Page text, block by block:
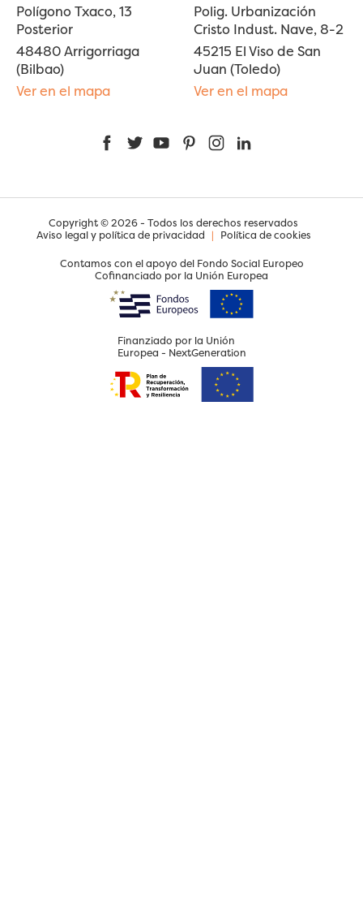
Polígono Txaco, 13
Posterior
48480 Arrigorriaga
(Bilbao)
Ver en el mapa
Polig. Urbanización
Cristo Indust. Nave, 8-2
45215 El Viso de San
Juan (Toledo)
Ver en el mapa
FacebookTwitterYouTubePinterestInstagram
Copyright © 2026 - Todos los derechos reservados
Aviso legal y política de privacidad | Política de cookies
Contamos con el apoyo del Fondo Social Europeo
Cofinanciado por la Unión Europea
Finanziado por la Unión
Europea - NextGeneration